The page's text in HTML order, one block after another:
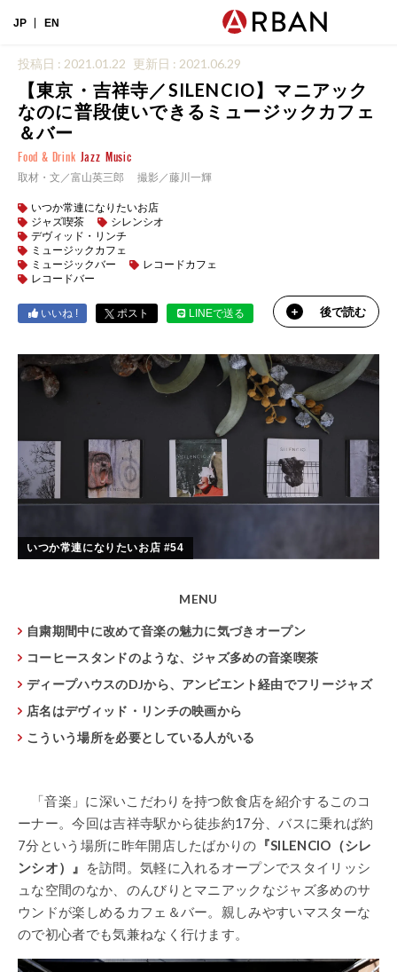
JP EN
投稿日 : 2021.01.22 更新日 : 2021.06.29
【東京・吉祥寺／SILENCIO】マニアック
なのに普段使いできるミュージックカフェ
＆バー
Food & Drink Jazz Music
取材・文／富山英三郎 撮影／藤川一輝
いつか常連になりたいお店
ジャズ喫茶
シレンシオ
デヴィッド・リンチ
ミュージックカフェ
ミュージックバー
レコードカフェ
レコードバー
いいね ! ポスト LINEで送る 後で読む
いつか常連になりたいお店 #54
MENU
自粛期間中に改めて音楽の魅力に気づきオープン
コーヒースタンドのような、ジャズ多めの音楽喫茶
ディープハウスのDJから、アンビエント経由でフリージャズ
店名はデヴィッド・リンチの映画から
こういう場所を必要としている人がいる
「音楽」に深いこだわりを持つ飲食店を紹介するこのコ
ーナー。今回は吉祥寺駅から徒歩約17分、バスに乗れば約
7分という場所に昨年開店したばかりの 『SILENCIO（シレ
ンシオ）』
を訪問。気軽に入れるオープンでスタイリッシ
ュな空間のなか、のんびりとマニアックなジャズ多めのサ
ウンドが楽しめるカフェ＆バー。親しみやすいマスターな
ので初心者でも気兼ねなく行けます。